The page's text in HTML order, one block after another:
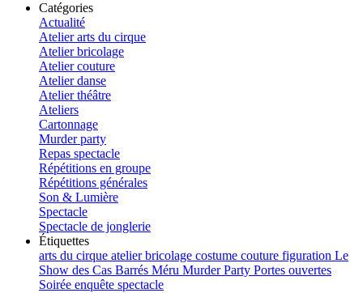
Catégories
Actualité
Atelier arts du cirque
Atelier bricolage
Atelier couture
Atelier danse
Atelier théâtre
Ateliers
Cartonnage
Murder party
Repas spectacle
Répétitions en groupe
Répétitions générales
Son & Lumière
Spectacle
Spectacle de jonglerie
Étiquettes
arts du cirque atelierbricolage costume couture figuration Le
Show des Cas Barrés Méru Murder Party Portes ouvertes
Soirée enquête spectacle